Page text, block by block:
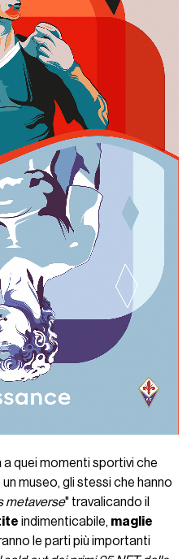
quei momenti sportivi che
museo, gli stessi che hanno
metaverse" travalicando il
indimenticabile, maglie
le parti più importanti